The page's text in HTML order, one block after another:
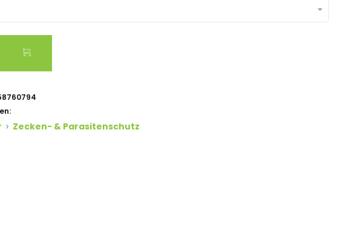
Zecken- & Parasitenschutz